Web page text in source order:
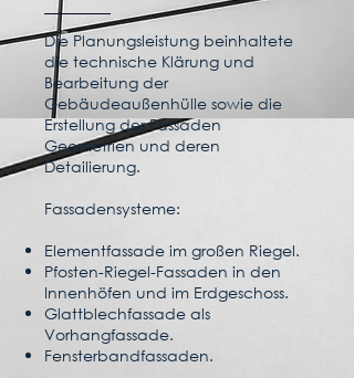
Die Planungsleistung beinhaltete
die technische Klärung und
Bearbeitung der
Gebäudeaußenhülle sowie die
Erstellung der Fassaden
Geometrien und deren
Detailierung.
Fassadensysteme:
Elementfassade im großen Riegel.
Pfosten-Riegel-Fassaden in den
Innenhöfen und im Erdgeschoss.
Glattblechfassade als
Vorhangfassade.
Fensterbandfassaden.